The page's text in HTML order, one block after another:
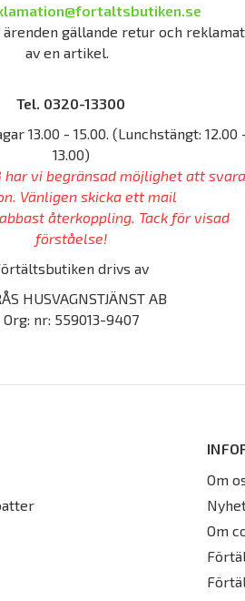
gällande retur och
av en artikel.
Tel. 0320-13300
13.00 - 15.00. (Lunchstängt: 12.00
13.00)
har vi begränsad möjlighet att
Vänligen skicka ett mail
återkoppling. Tack för visad
förståelse!
drivs av
HUSVAGNSTJÄNST AB
Org: nr: 559013-9407
Om
Om